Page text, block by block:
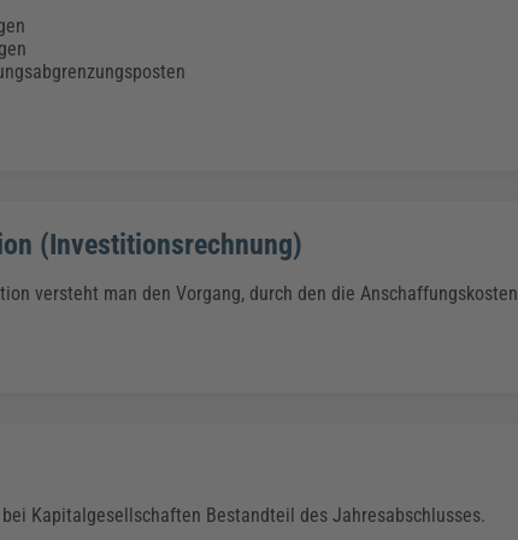
Weiterbildungen (AKADEMIE HERKERT)
Zollverfahren & Zollvorschriften
Weiterbildungen (AKADEMIE HERKERT)
(Investitionsrechnung)
versteht man den Vorgang, durch den die Anschaffungskosten
Kapitalgesellschaften Bestandteil des Jahresabschlusses.